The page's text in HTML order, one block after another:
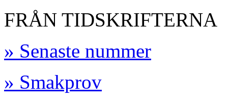
FRÅN TIDSKRIFTERNA
» Senaste nummer
» Smakprov